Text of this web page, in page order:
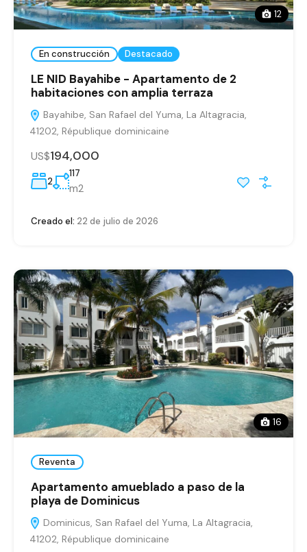
12
En construcción Destacado
LE NID Bayahibe - Apartamento de 2
habitaciones con amplia terraza
Bayahibe, San Rafael del Yuma, La Altagracia,
41202, République dominicaine
US$194,000
2
117
m2
Creado el: 22 de julio de 2026
16
Reventa
Apartamento amueblado a paso de la
playa de Dominicus
Dominicus, San Rafael del Yuma, La Altagracia,
41202, République dominicaine